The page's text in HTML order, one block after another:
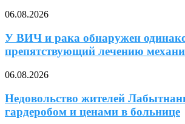
06.08.2026
У ВИЧ и рака обнаружен
препятствующий лечению
06.08.2026
Недовольство жителей
гардеробом и ценами в больнице